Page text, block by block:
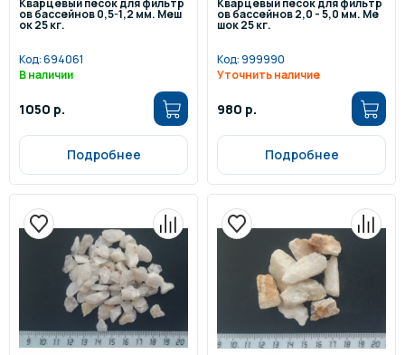
Кварцевый песок для фильтр
ов бассейнов 0,5-1,2 мм. Меш
ок 25 кг.
Код:694061
В наличии
1050 р.
Подробнее
Кварцевый песок для фильтр
ов бассейнов 2,0 - 5,0 мм. Ме
шок 25 кг.
Код:999990
Уточнить наличие
980 р.
Подробнее